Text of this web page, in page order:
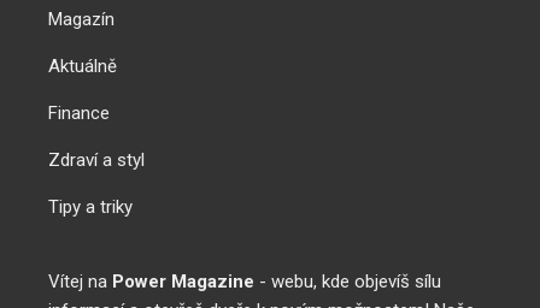
Magazín
Aktuálně
Finance
Zdraví a styl
Tipy a triky
Vítej na Power Magazine - webu, kde objevíš sílu